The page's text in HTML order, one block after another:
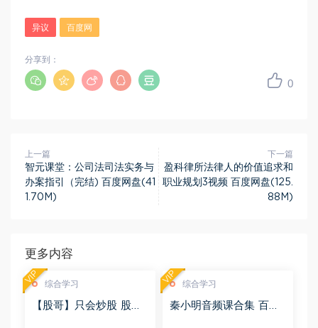
异议 百度网
0
分享到：
上一篇
智元课堂：公司法司法实务与
办案指引（完结) 百度网盘(41
1.70M)
下一篇
盈科律所法律人的价值追求和
职业规划3视频 百度网盘(125.
88M)
更多内容
综合学习
【股哥】只会炒股 股哥
VIP 综合学习
秦小明音频课合集 百度
VIP